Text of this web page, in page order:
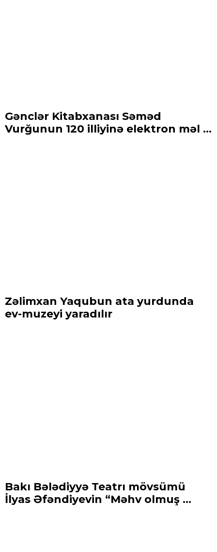
Gənclər Kitabxanası Səməd
Vurğunun 120 illiyinə elektron məl ...
Zəlimxan Yaqubun ata yurdunda
ev-muzeyi yaradılır
Bakı Bələdiyyə Teatrı mövsümü
İlyas Əfəndiyevin “Məhv olmuş ...